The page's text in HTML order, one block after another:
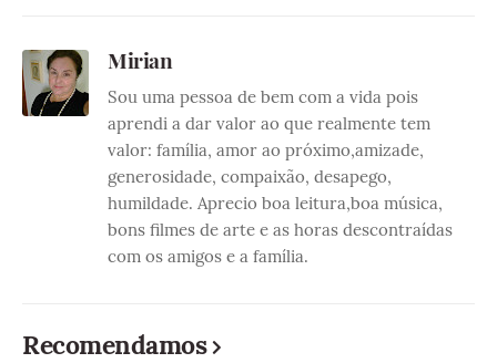
Mirian
Sou uma pessoa de bem com a vida pois
aprendi a dar valor ao que realmente tem
valor: família, amor ao próximo,amizade,
generosidade, compaixão, desapego,
humildade. Aprecio boa leitura,boa música,
bons filmes de arte e as horas descontraídas
com os amigos e a família.
Recomendamos